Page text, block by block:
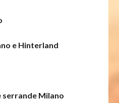
e Hinterland
serrande Milano